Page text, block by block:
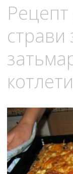
страви
котлети